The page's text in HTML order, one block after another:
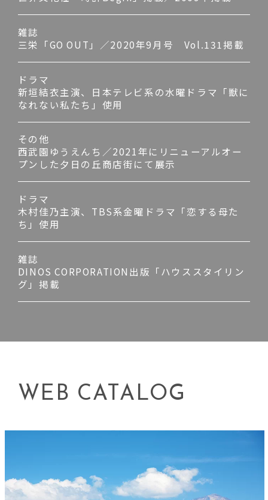
雑誌
三栄「GO OUT」／2020年9月号 Vol.131掲載
ドラマ
新垣結衣主演、日本テレビ系の水曜ドラマ「獣に
なれない私たち」使用
その他
西武園ゆうえんち／2021年にリニューアルオー
プンした夕日の丘商店街にて展示
ドラマ
木村佳乃主演、TBS系金曜ドラマ「恋する母た
ち」使用
雑誌
DINOS CORPORATION出版「ハウススタイリン
グ」掲載
WEB CATALOG